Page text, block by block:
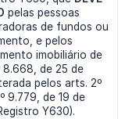
pelas pessoas
de fundos ou
e pelos
imobiliário de
8.668, de 25 de
pelos arts. 2º
9.779, de 19 de
Y630).